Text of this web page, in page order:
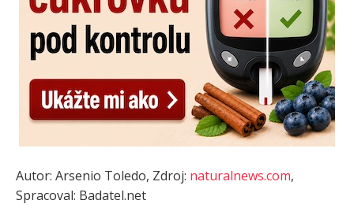
Autor: Arsenio Toledo, Zdroj: naturalnews.com,
Spracoval: Badatel.net